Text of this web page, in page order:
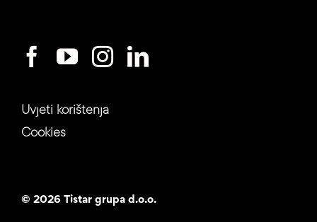
Uvjeti korištenja
Cookies
© 2026 Tistar grupa d.o.o.